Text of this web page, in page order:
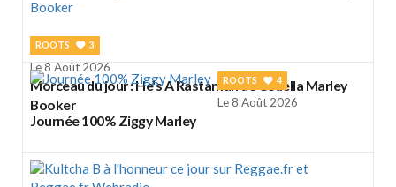
ROOTS 3
Le 8 Août 2026
Morceau du jour : He's A Rastaman de Cedella Marley
Booker
ROOTS 4
Le 8 Août 2026
Journée 100% Ziggy Marley